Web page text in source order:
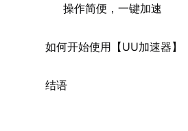
操作简便，一键加速
如何开始使用【UU加速器】
结语